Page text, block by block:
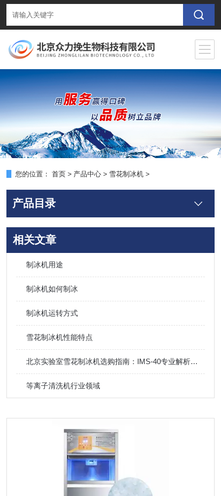
您的位置： 首页 > 产品中心 > 雪花制冰机 >
产品目录
相关文章
制冰机用途
制冰机如何制冰
制冰机运转方式
雪花制冰机性能特点
北京实验室雪花制冰机选购指南：IMS-40专业解析与厂家解答
等离子清洗机行业领域